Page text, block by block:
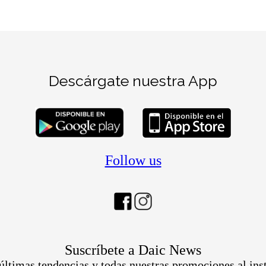
Descárgate nuestra App
Follow us
Suscríbete a Daic News